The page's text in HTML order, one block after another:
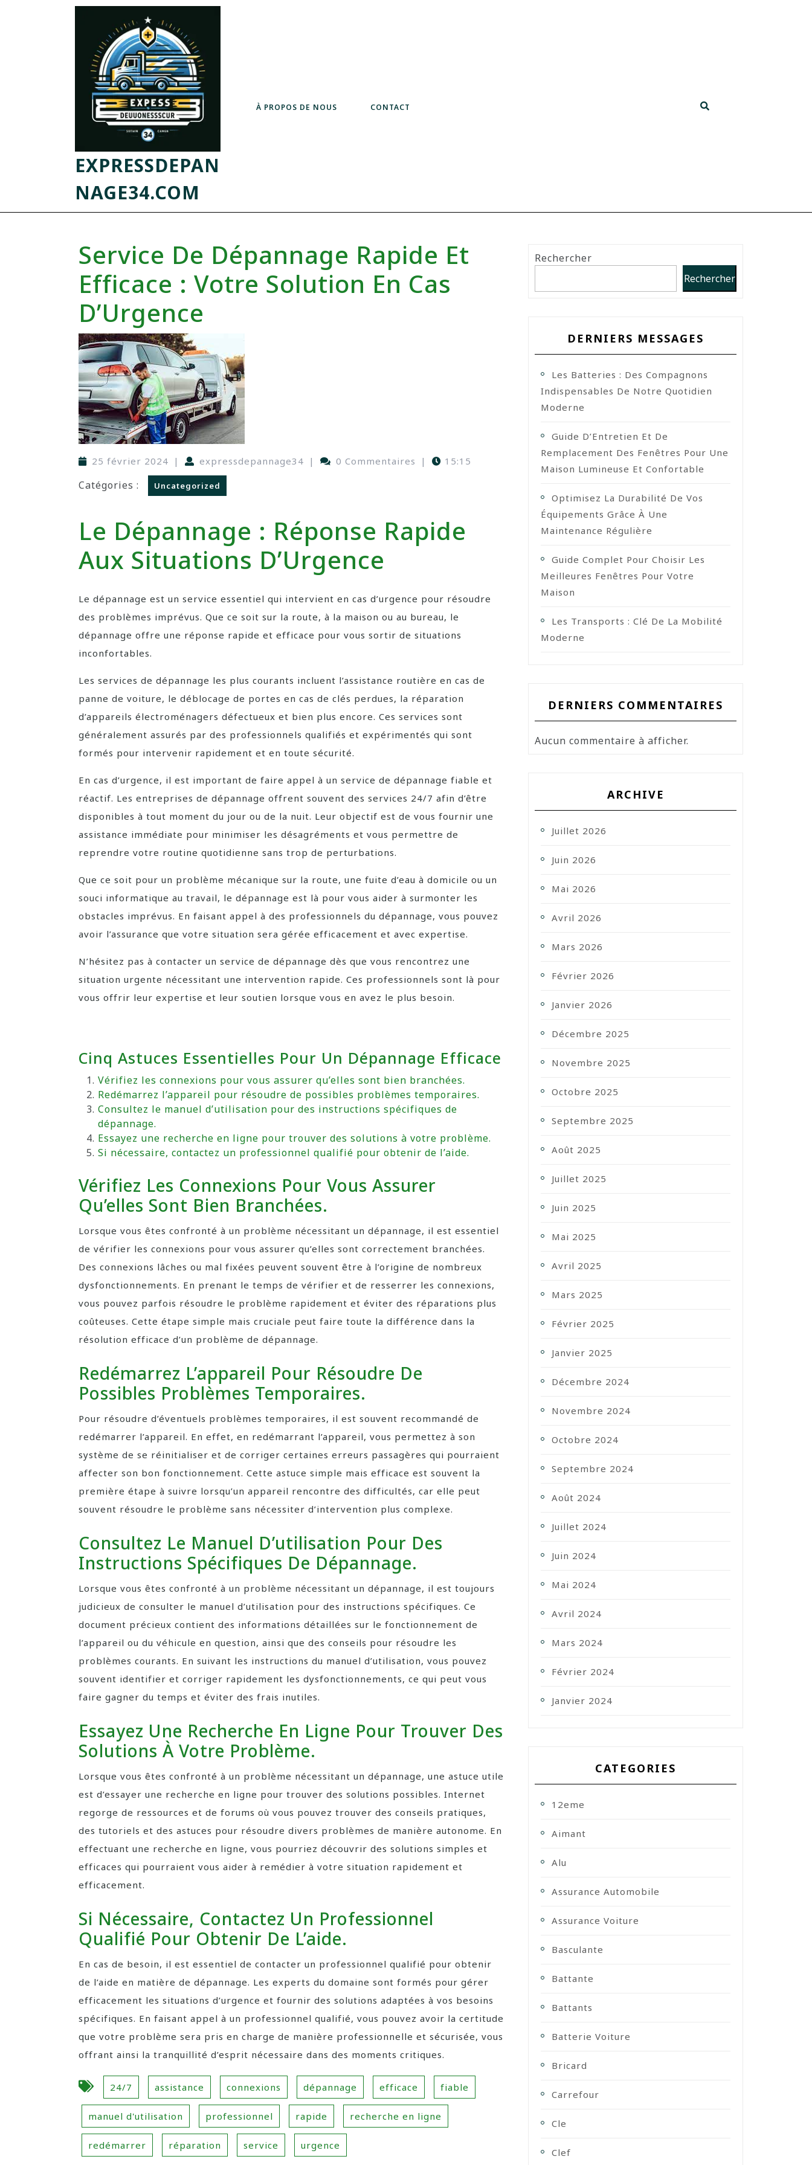
EXPRESSDEPAN
NAGE34.COM
À PROPOS DE NOUS CONTACT
Service De Dépannage Rapide Et
Efficace : Votre Solution En Cas
D’Urgence
25 février 2024 | expressdepannage34 | 0 Commentaires | 15:15
Catégories : Uncategorized
Le Dépannage : Réponse Rapide
Aux Situations D’Urgence
Le dépannage est un service essentiel qui intervient en cas d’urgence pour résoudre
des problèmes imprévus. Que ce soit sur la route, à la maison ou au bureau, le
dépannage offre une réponse rapide et efficace pour vous sortir de situations
inconfortables.
Les services de dépannage les plus courants incluent l’assistance routière en cas de
panne de voiture, le déblocage de portes en cas de clés perdues, la réparation
d’appareils électroménagers défectueux et bien plus encore. Ces services sont
généralement assurés par des professionnels qualifiés et expérimentés qui sont
formés pour intervenir rapidement et en toute sécurité.
En cas d’urgence, il est important de faire appel à un service de dépannage fiable et
réactif. Les entreprises de dépannage offrent souvent des services 24/7 afin d’être
disponibles à tout moment du jour ou de la nuit. Leur objectif est de vous fournir une
assistance immédiate pour minimiser les désagréments et vous permettre de
reprendre votre routine quotidienne sans trop de perturbations.
Que ce soit pour un problème mécanique sur la route, une fuite d’eau à domicile ou un
souci informatique au travail, le dépannage est là pour vous aider à surmonter les
obstacles imprévus. En faisant appel à des professionnels du dépannage, vous pouvez
avoir l’assurance que votre situation sera gérée efficacement et avec expertise.
N’hésitez pas à contacter un service de dépannage dès que vous rencontrez une
situation urgente nécessitant une intervention rapide. Ces professionnels sont là pour
vous offrir leur expertise et leur soutien lorsque vous en avez le plus besoin.
Cinq Astuces Essentielles Pour Un Dépannage Efficace
Vérifiez les connexions pour vous assurer qu’elles sont bien branchées.
Redémarrez l’appareil pour résoudre de possibles problèmes temporaires.
Consultez le manuel d’utilisation pour des instructions spécifiques de
dépannage.
Essayez une recherche en ligne pour trouver des solutions à votre problème.
Si nécessaire, contactez un professionnel qualifié pour obtenir de l’aide.
Vérifiez Les Connexions Pour Vous Assurer
Qu’elles Sont Bien Branchées.
Lorsque vous êtes confronté à un problème nécessitant un dépannage, il est essentiel
de vérifier les connexions pour vous assurer qu’elles sont correctement branchées.
Des connexions lâches ou mal fixées peuvent souvent être à l’origine de nombreux
dysfonctionnements. En prenant le temps de vérifier et de resserrer les connexions,
vous pouvez parfois résoudre le problème rapidement et éviter des réparations plus
coûteuses. Cette étape simple mais cruciale peut faire toute la différence dans la
résolution efficace d’un problème de dépannage.
Redémarrez L’appareil Pour Résoudre De
Possibles Problèmes Temporaires.
Pour résoudre d’éventuels problèmes temporaires, il est souvent recommandé de
redémarrer l’appareil. En effet, en redémarrant l’appareil, vous permettez à son
système de se réinitialiser et de corriger certaines erreurs passagères qui pourraient
affecter son bon fonctionnement. Cette astuce simple mais efficace est souvent la
première étape à suivre lorsqu’un appareil rencontre des difficultés, car elle peut
souvent résoudre le problème sans nécessiter d’intervention plus complexe.
Consultez Le Manuel D’utilisation Pour Des
Instructions Spécifiques De Dépannage.
Lorsque vous êtes confronté à un problème nécessitant un dépannage, il est toujours
judicieux de consulter le manuel d’utilisation pour des instructions spécifiques. Ce
document précieux contient des informations détaillées sur le fonctionnement de
l’appareil ou du véhicule en question, ainsi que des conseils pour résoudre les
problèmes courants. En suivant les instructions du manuel d’utilisation, vous pouvez
souvent identifier et corriger rapidement les dysfonctionnements, ce qui peut vous
faire gagner du temps et éviter des frais inutiles.
Essayez Une Recherche En Ligne Pour Trouver Des
Solutions À Votre Problème.
Lorsque vous êtes confronté à un problème nécessitant un dépannage, une astuce utile
est d’essayer une recherche en ligne pour trouver des solutions possibles. Internet
regorge de ressources et de forums où vous pouvez trouver des conseils pratiques,
des tutoriels et des astuces pour résoudre divers problèmes de manière autonome. En
effectuant une recherche en ligne, vous pourriez découvrir des solutions simples et
efficaces qui pourraient vous aider à remédier à votre situation rapidement et
efficacement.
Si Nécessaire, Contactez Un Professionnel
Qualifié Pour Obtenir De L’aide.
En cas de besoin, il est essentiel de contacter un professionnel qualifié pour obtenir
de l’aide en matière de dépannage. Les experts du domaine sont formés pour gérer
efficacement les situations d’urgence et fournir des solutions adaptées à vos besoins
spécifiques. En faisant appel à un professionnel qualifié, vous pouvez avoir la certitude
que votre problème sera pris en charge de manière professionnelle et sécurisée, vous
offrant ainsi la tranquillité d’esprit nécessaire dans des moments critiques.
24/7 assistance connexions dépannage efficace fiable
manuel d'utilisation professionnel rapide recherche en ligne
redémarrer réparation service urgence
Rechercher
Rechercher
DERNIERS MESSAGES
Les Batteries : Des Compagnons
Indispensables De Notre Quotidien
Moderne
Guide D’Entretien Et De
Remplacement Des Fenêtres Pour Une
Maison Lumineuse Et Confortable
Optimisez La Durabilité De Vos
Équipements Grâce À Une
Maintenance Régulière
Guide Complet Pour Choisir Les
Meilleures Fenêtres Pour Votre
Maison
Les Transports : Clé De La Mobilité
Moderne
DERNIERS COMMENTAIRES
Aucun commentaire à afficher.
ARCHIVE
Juillet 2026
Juin 2026
Mai 2026
Avril 2026
Mars 2026
Février 2026
Janvier 2026
Décembre 2025
Novembre 2025
Octobre 2025
Septembre 2025
Août 2025
Juillet 2025
Juin 2025
Mai 2025
Avril 2025
Mars 2025
Février 2025
Janvier 2025
Décembre 2024
Novembre 2024
Octobre 2024
Septembre 2024
Août 2024
Juillet 2024
Juin 2024
Mai 2024
Avril 2024
Mars 2024
Février 2024
Janvier 2024
CATEGORIES
12eme
Aimant
Alu
Assurance Automobile
Assurance Voiture
Basculante
Battante
Battants
Batterie Voiture
Bricard
Carrefour
Cle
Clef